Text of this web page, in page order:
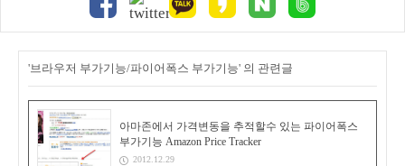
'브라우저 부가기능/파이어폭스 부가기능' 의 관련글
아마존에서 가격변동을 추적할수 있는 파이어폭스
부가기능 Amazon Price Tracker
2012.12.29